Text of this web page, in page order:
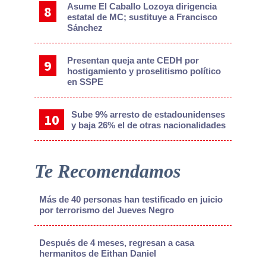
Asume El Caballo Lozoya dirigencia
estatal de MC; sustituye a Francisco
Sánchez
Presentan queja ante CEDH por
hostigamiento y proselitismo político
en SSPE
Sube 9% arresto de estadounidenses
y baja 26% el de otras nacionalidades
Te Recomendamos
Más de 40 personas han testificado en juicio
por terrorismo del Jueves Negro
Después de 4 meses, regresan a casa
hermanitos de Eithan Daniel